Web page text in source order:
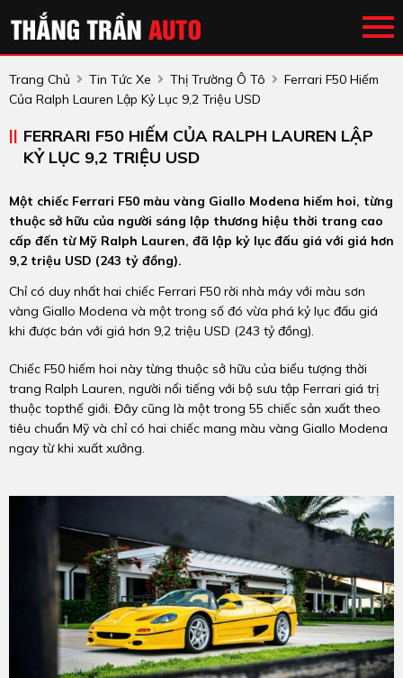
Trang Chủ Tin Tức Xe Thị Trường Ô Tô
Ferrari F50 Hiếm
Của Ralph Lauren Lập Kỷ Lục 9,2 Triệu USD
FERRARI F50 HIẾM CỦA RALPH LAUREN LẬP
KỶ LỤC 9,2 TRIỆU USD
Một chiếc Ferrari F50 màu vàng Giallo Modena hiếm hoi, từng
thuộc sở hữu của người sáng lập thương hiệu thời trang cao
cấp đến từ Mỹ Ralph Lauren, đã lập kỷ lục đấu giá với giá hơn
9,2 triệu USD (243 tỷ đồng).
Chỉ có duy nhất hai chiếc Ferrari F50 rời nhà máy với màu sơn
vàng Giallo Modena và một trong số đó vừa phá kỷ lục đấu giá
khi được bán với giá hơn 9,2 triệu USD (243 tỷ đồng).
Chiếc F50 hiếm hoi này từng thuộc sở hữu của biểu tượng thời
trang Ralph Lauren, người nổi tiếng với bộ sưu tập Ferrari giá trị
thuộc topthế giới. Đây cũng là một trong 55 chiếc sản xuất theo
tiêu chuẩn Mỹ và chỉ có hai chiếc mang màu vàng Giallo Modena
ngay từ khi xuất xưởng.